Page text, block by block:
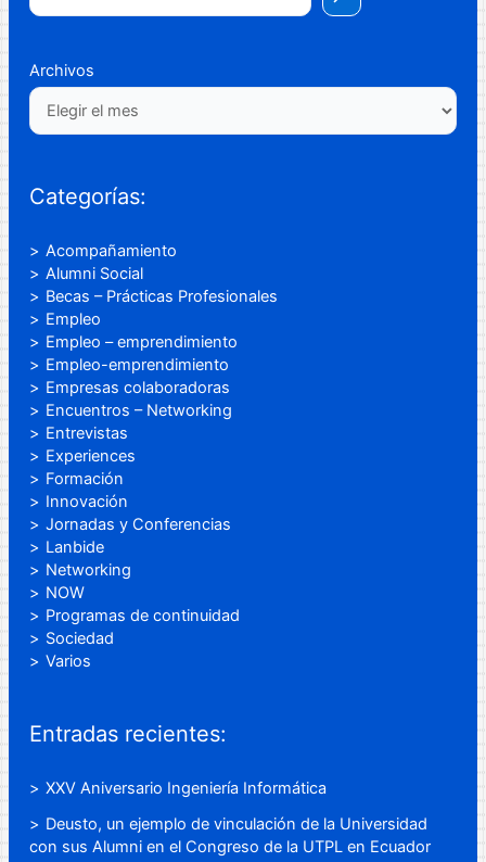
Archivos
Categorías:
Acompañamiento
Alumni Social
Becas – Prácticas Profesionales
Empleo
Empleo – emprendimiento
Empleo-emprendimiento
Empresas colaboradoras
Encuentros – Networking
Entrevistas
Experiences
Formación
Innovación
Jornadas y Conferencias
Lanbide
Networking
NOW
Programas de continuidad
Sociedad
Varios
Entradas recientes:
XXV Aniversario Ingeniería Informática
Deusto, un ejemplo de vinculación de la Universidad
con sus Alumni en el Congreso de la UTPL en Ecuador